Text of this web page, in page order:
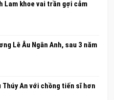
Lam khoe vai trần gợi cảm
Lê Âu Ngân Anh, sau 3 năm
An với chồng tiến sĩ hơn